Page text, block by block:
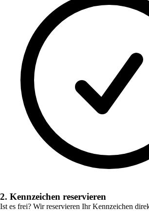
2. Kennzeichen reservieren
Ist es frei? Wir reservieren Ihr Kennzeichen